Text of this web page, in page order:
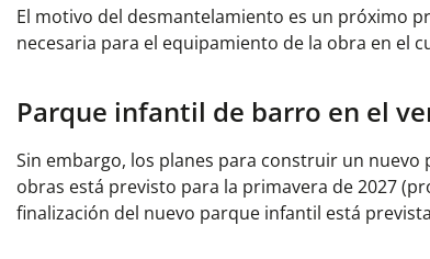
El motivo del desmantelamiento es un próximo
necesaria para el equipamiento de la obra en el
Parque infantil de barro en el
Sin embargo, los planes para construir un
obras está previsto para la primavera de 2027
finalización del nuevo parque infantil está